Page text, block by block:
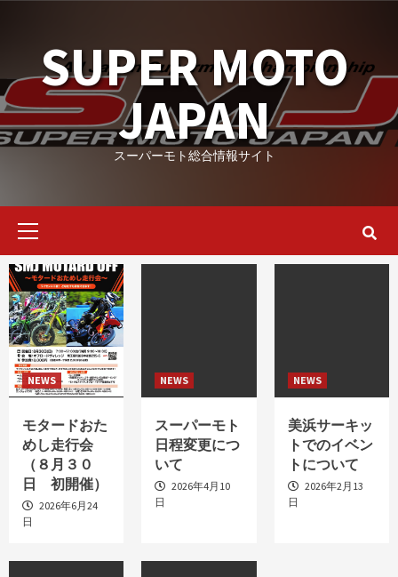
contentSUPER MOTO
JAPAN
スーパーモト総合情報サイト
Primary
NEWS
モタードおた
めし走行会
（８月３０
日 初開催）
2026年6月24
日
NEWS
スーパーモト
日程変更につ
いて
2026年4月10
日
NEWS
美浜サーキッ
トでのイベン
トについて
2026年2月13
日